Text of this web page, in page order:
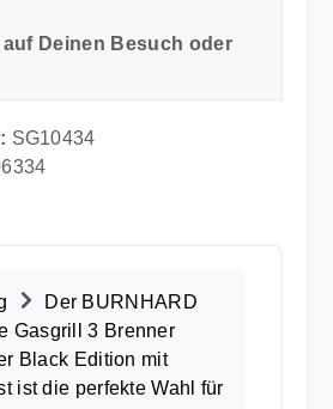
Deinen Besuch oder
SG10434
Der BURNHARD
Gasgrill 3 Brenner
Black Edition mit
ist die perfekte Wahl für